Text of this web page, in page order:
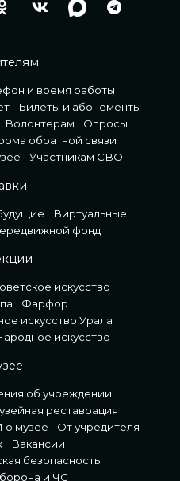
и время работы
Билеты и абонементы
Волонтерам
Опросы
обратной связи
Участникам СВО
Виртуальные
фонд
искусство
Фарфор
искусство Урала
искусство
об учреждении
реставрация
музее
От учредителя
Вакансии
безопасность
и ЧС